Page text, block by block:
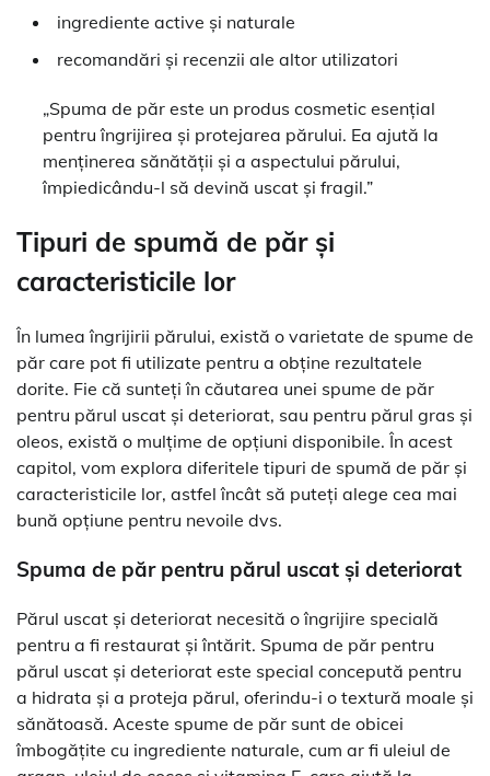
ingrediente active și naturale
recomandări și recenzii ale altor utilizatori
„Spuma de păr este un produs cosmetic esențial
pentru îngrijirea și protejarea părului. Ea ajută la
menținerea sănătății și a aspectului părului,
împiedicându-l să devină uscat și fragil.”
Tipuri de spumă de păr și
caracteristicile lor
În lumea îngrijirii părului, există o varietate de spume de
păr care pot fi utilizate pentru a obține rezultatele
dorite. Fie că sunteți în căutarea unei spume de păr
pentru părul uscat și deteriorat, sau pentru părul gras și
oleos, există o mulțime de opțiuni disponibile. În acest
capitol, vom explora diferitele tipuri de spumă de păr și
caracteristicile lor, astfel încât să puteți alege cea mai
bună opțiune pentru nevoile dvs.
Spuma de păr pentru părul uscat și deteriorat
Părul uscat și deteriorat necesită o îngrijire specială
pentru a fi restaurat și întărit. Spuma de păr pentru
părul uscat și deteriorat este special concepută pentru
a hidrata și a proteja părul, oferindu-i o textură moale și
sănătoasă. Aceste spume de păr sunt de obicei
îmbogățite cu ingrediente naturale, cum ar fi uleiul de